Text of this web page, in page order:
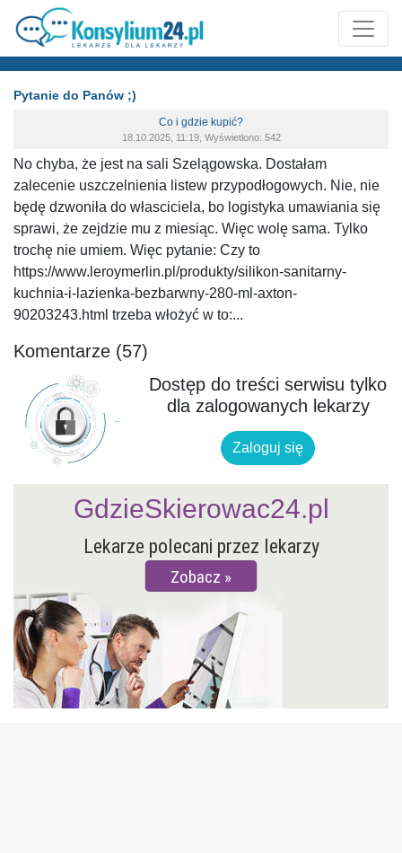
Pytanie do Panów ;)
Co i gdzie kupić?
18.10.2025, 11:19, Wyświetlono: 542
No chyba, że jest na sali Szelągowska. Dostałam
zalecenie uszczelnienia listew przypodłogowych. Nie, nie
będę dzwoniła do własciciela, bo logistyka umawiania się
sprawi, że zejdzie mu z miesiąc. Więc wolę sama. Tylko
trochę nie umiem. Więc pytanie: Czy to
https://www.leroymerlin.pl/produkty/silikon-sanitarny-
kuchnia-i-lazienka-bezbarwny-280-ml-axton-
90203243.html trzeba włożyć w to:...
Komentarze (57)
Dostęp do treści serwisu tylko
dla zalogowanych lekarzy
Zaloguj się
Lekarze polecani przez lekarzy
Zobacz
GdzieSkierowac24.pl